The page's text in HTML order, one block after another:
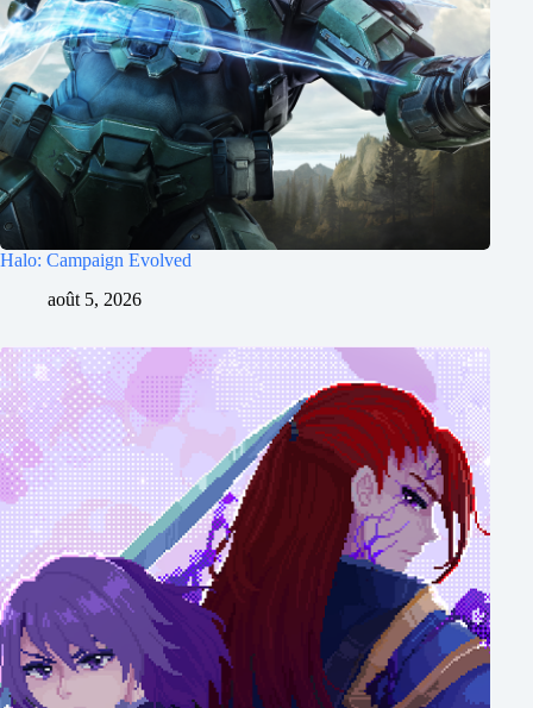
Halo: Campaign Evolved
août 5, 2026